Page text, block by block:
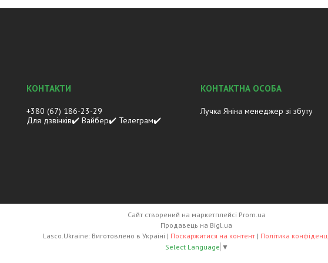
+380 (67) 186-23-29
Для дзвінків✔️ Вайбер✔️ Телеграм✔️
Лучка Яніна менеджер зі збуту
Сайт створений на маркетплейсі Prom.ua
Продавець на Bigl.ua
Lasco.Ukraine: Виготовлено в Україні | Поскаржитися на контент | Політика
Select Language ▼